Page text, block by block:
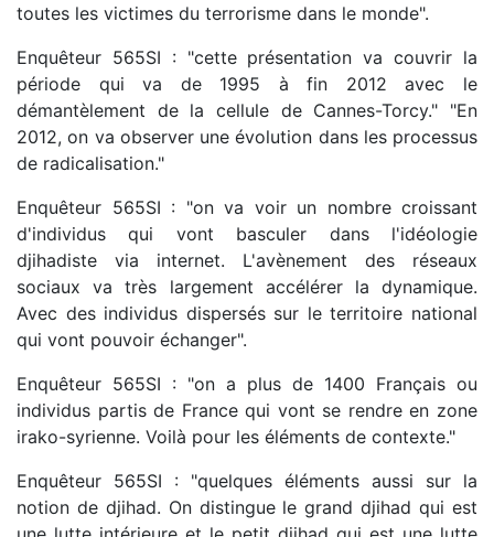
toutes les victimes du terrorisme dans le monde".
Enquêteur 565SI : "cette présentation va couvrir la
période qui va de 1995 à fin 2012 avec le
démantèlement de la cellule de Cannes-Torcy." "En
2012, on va observer une évolution dans les processus
de radicalisation."
Enquêteur 565SI : "on va voir un nombre croissant
d'individus qui vont basculer dans l'idéologie
djihadiste via internet. L'avènement des réseaux
sociaux va très largement accélérer la dynamique.
Avec des individus dispersés sur le territoire national
qui vont pouvoir échanger".
Enquêteur 565SI : "on a plus de 1400 Français ou
individus partis de France qui vont se rendre en zone
irako-syrienne. Voilà pour les éléments de contexte."
Enquêteur 565SI : "quelques éléments aussi sur la
notion de djihad. On distingue le grand djihad qui est